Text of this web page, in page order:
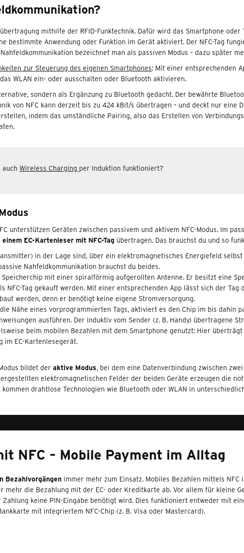
mithilfe der RFID-Funktechnik. Dafür wird das Smartphone
bestimmte Anwendung oder Funktion im Gerät aktiviert. Der NFC-Tag
bezeichnet man als passiven Modus – dazu später
zur Steuerung des eigenen Smartphones: Mit einer entsprechenden
WLAN ein- oder ausschalten oder Bluetooth aktivieren.
sondern als Ergänzung zu Bluetooth gedacht. Der bewährte
von NFC kann derzeit bis zu 424 kBit/s übertragen – und deckt nur
indem das umständliche Pairing, also das Erstellen von
auch Wireless Charging per Induktion funktioniert?
unterstützen Geräten zwischen passivem und aktivem NFC-Modus. Im
EC-Kartenleser mit NFC-Tag übertragen. Das brauchst du und so
in der Lage sind, über ein elektromagnetisches Energiefeld
Nahfeldkommunikation brauchst du beides.
Speicherchip mit einer spiralförmig aufgerollten Antenne. Er besitzt eine
NFC-Tag gekauft werden. Mit einer entsprechenden App lässt sich der
werden, denn er benötigt keine eigene Stromversorgung.
Nähe eines vorprogrammierten Tags, aktiviert es den Chip im bis dahin
ausführen. Der induktiv vom Sender (z. B. Handy) übertragene
beim mobilen Bezahlen mit dem Smartphone genutzt: Hier
im EC-Kartenlesegerät.
bildet der aktive Modus, bei dem eine Datenverbindung zwischen
elektromagnetischen Felder der beiden Geräte erzeugen die
drahtlose Technologien wie Bluetooth oder WLAN in
NFC – Mobile Payment im Alltag
Bezahlvorgängen immer mehr zum Einsatz. Mobiles Bezahlen mittels
mehr die Bezahlung mit der EC- oder Kreditkarte ab. Vor allem für kleine
keine PIN-Eingabe benötigt wird. Dies funktioniert entweder mit
mit integriertem NFC-Chip (z. B. Visa oder Mastercard).